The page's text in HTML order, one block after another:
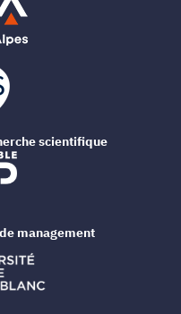
scientifique
management